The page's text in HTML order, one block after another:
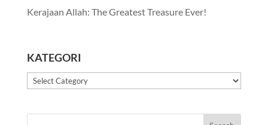
Kerajaan Allah: The Greatest Treasure Ever!
KATEGORI
Kategori